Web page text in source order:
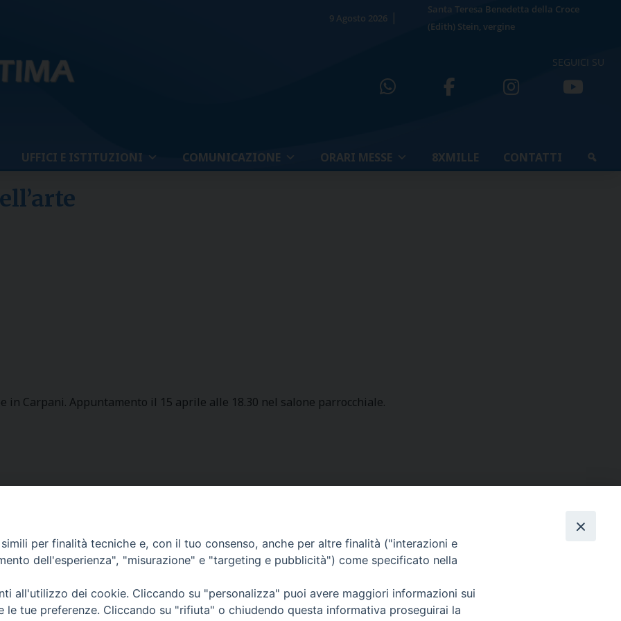
9 Agosto 2026
Santa Teresa Benedetta della Croce
(Edith) Stein, vergine
SEGUICI SU
UFFICI E ISTITUZIONI COMUNICAZIONE ORARI MESSE 8XMILLE CONTATTI
in Carpani. Appuntamento il 15 aprile alle 18.30 nel salone parrocchiale.
P.zza Garibaldi 1 Tel: 0566 902039
Via Don Minzoni,58/A Tel e Fax: 0565 32036
SEGUICI SU
per finalità tecniche e, con il tuo consenso, anche per altre finalità ("interazioni e
dell'esperienza", "misurazione" e "targeting e pubblicità") come specificato nella
all'utilizzo dei cookie. Cliccando su "personalizza" puoi avere maggiori informazioni sui
le tue preferenze. Cliccando su "rifiuta" o chiudendo questa informativa proseguirai la